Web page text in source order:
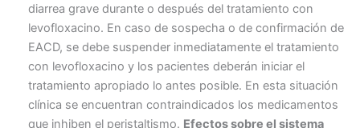
diarrea grave durante o después del tratamiento con
levofloxacino. En caso de sospecha o de confirmación de
EACD, se debe suspender inmediatamente el tratamiento
con levofloxacino y los pacientes deberán iniciar el
tratamiento apropiado lo antes posible. En esta situación
clínica se encuentran contraindicados los medicamentos
que inhiben el peristaltismo. Efectos sobre el sistema